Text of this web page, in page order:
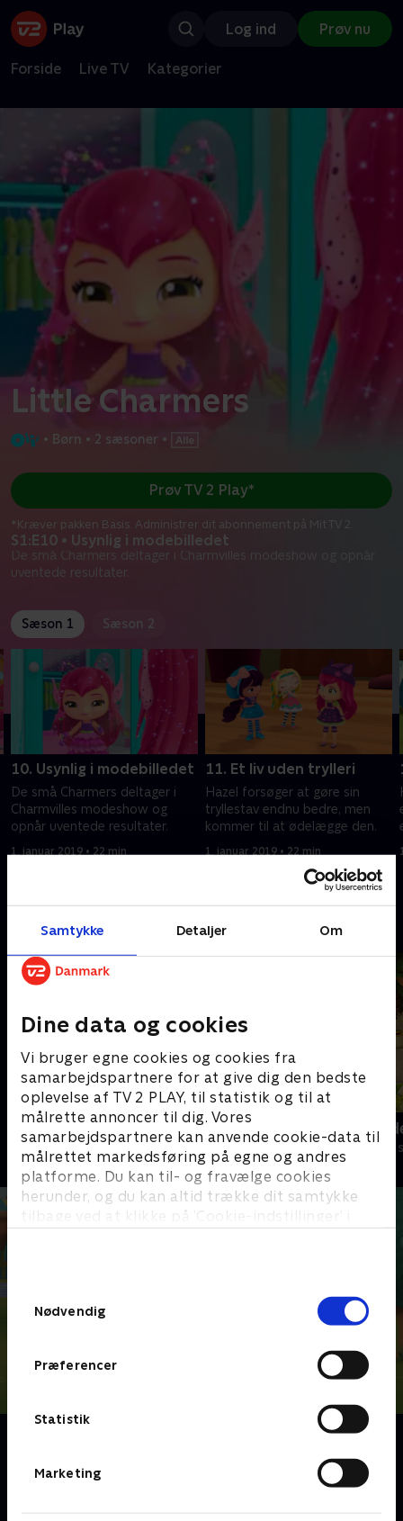
Samtykke Detaljer Om
Dine data og cookies
Vi bruger egne cookies og cookies fra
samarbejdspartnere for at give dig den bedste
oplevelse af TV 2 PLAY, til statistik og til at
målrette annoncer til dig. Vores
samarbejdspartnere kan anvende cookie-data til
målrettet markedsføring på egne og andres
platforme. Du kan til- og fravælge cookies
herunder, og du kan altid trække dit samtykke
tilbage ved at klikke på ’Cookie-indstillinger’ i
Nødvendig
Præferencer
Statistik
Marketing
Log ind Prøv nu
Forside Live TV Kategorier
Little Charmers
• Børn • 2 sæsoner •
S1:E10 • Usynlig i modebilledet
De små Charmers deltager i Charmvilles modeshow og opnår
uventede resultater.
Prøv TV 2 Play*
*Kræver pakken Basis. Administrer dit abonnement på Mit TV 2.
Sæson 1 Sæson 2
10. Usynlig i modebilledet
De små Charmers deltager i
Charmvilles modeshow og
opnår uventede resultater.
1. januar 2019 • 22 min
11. Et liv uden trylleri
Hazel forsøger at gøre sin
tryllestav endnu bedre, men
kommer til at ødelægge den.
1. januar 2019 • 22 min
Andre så også
My Little Pony
Børneserier • 2 sæsoner
Jungle
Børneserier •
De små Charmers bor i et magisk land, der er beboet
af trolde, nisser og enhjørninger. Men mens de andre